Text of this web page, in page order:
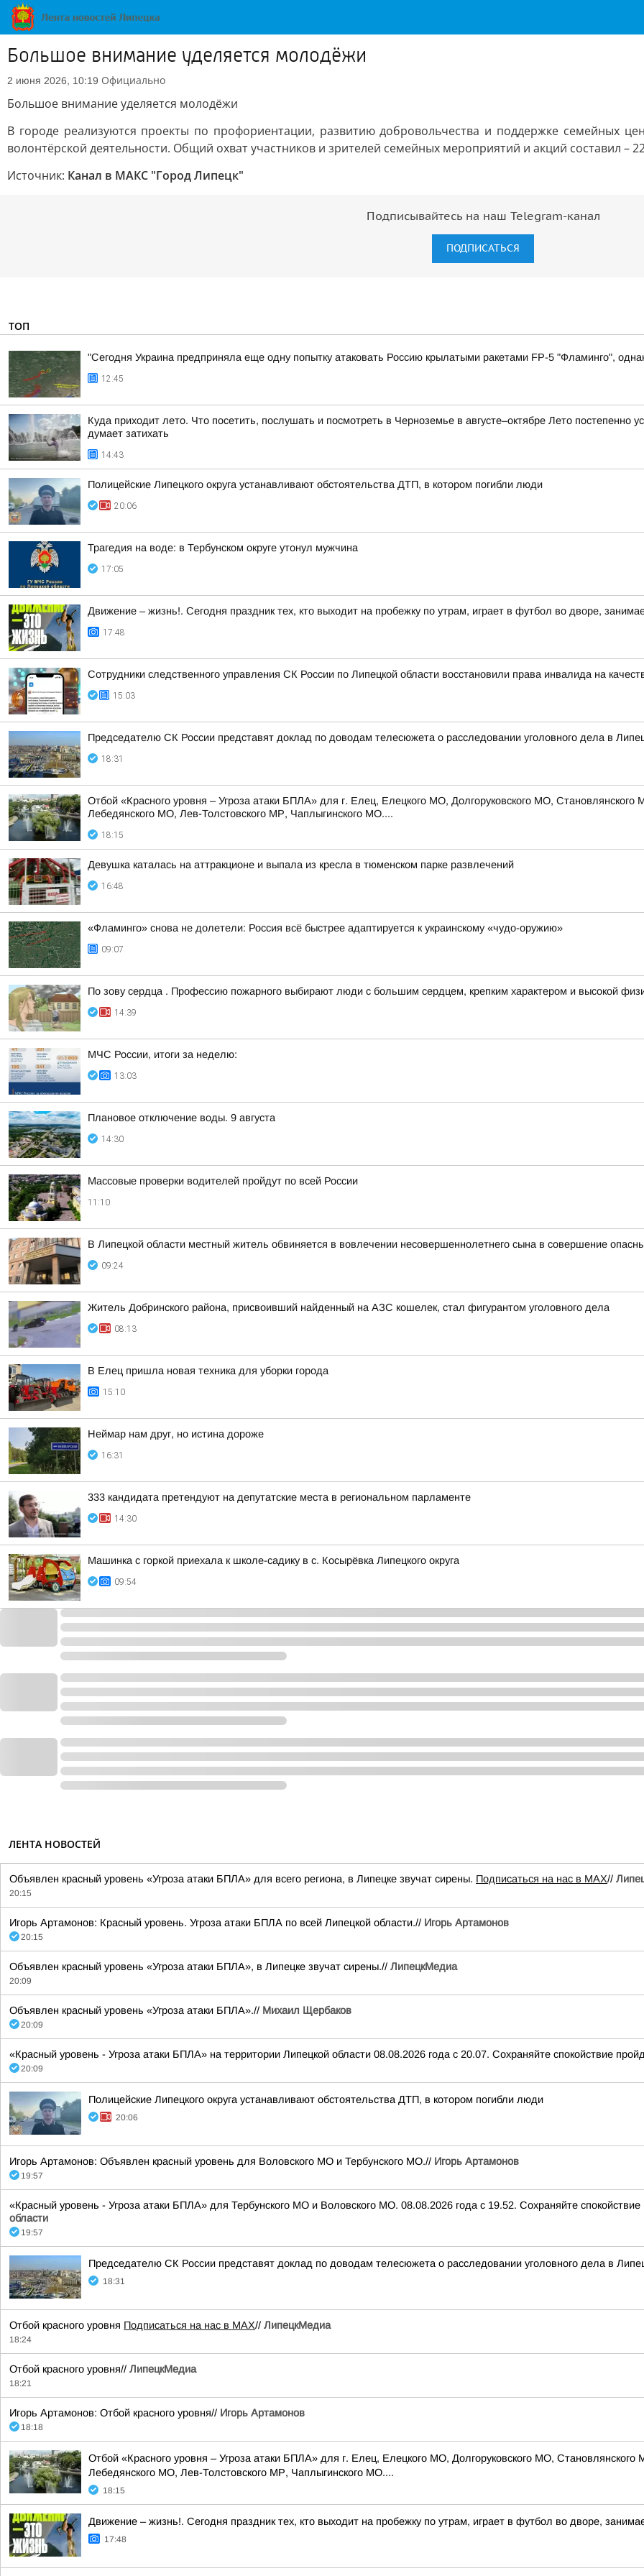
Большое внимание уделяется молодёжи
2 июня 2026, 10:19 Официально
Большое внимание уделяется молодёжи
В городе реализуются проекты по профориентации, развитию добровольчества и поддержке семейных
волонтёрской деятельности. Общий охват участников и зрителей семейных мероприятий и акций составил –
Источник: Канал в МАКС "Город Липецк"
Подписывайтесь на наш Telegram-канал
ПОДПИСАТЬСЯ
ТОП
"Сегодня Украина предприняла еще одну попытку атаковать Россию крылатыми ракетами FP-5 "Фламинго",
12:45
Куда приходит лето. Что посетить, послушать и посмотреть в Черноземье в августе–октябре Лето постепенно
думает затихать
14:43
Полицейские Липецкого округа устанавливают обстоятельства ДТП, в котором погибли люди
20:06
Трагедия на воде: в Тербунском округе утонул мужчина
17:05
Движение – жизнь!. Сегодня праздник тех, кто выходит на пробежку по утрам, играет в футбол во дворе,
17:48
Сотрудники следственного управления СК России по Липецкой области восстановили права инвалида на
15:03
Председателю СК России представят доклад по доводам телесюжета о расследовании уголовного дела в
18:31
Отбой «Красного уровня – Угроза атаки БПЛА» для г. Елец, Елецкого МО, Долгоруковского МО,
Лебедянского МО, Лев-Толстовского МР, Чаплыгинского МО....
18:15
Девушка каталась на аттракционе и выпала из кресла в тюменском парке развлечений
16:48
«Фламинго» снова не долетели: Россия всё быстрее адаптируется к украинскому «чудо-оружию»
09:07
По зову сердца . Профессию пожарного выбирают люди с большим сердцем, крепким характером и высокой
14:39
МЧС России, итоги за неделю:
13:03
Плановое отключение воды. 9 августа
14:30
Массовые проверки водителей пройдут по всей России
11:10
В Липецкой области местный житель обвиняется в вовлечении несовершеннолетнего сына в совершение
09:24
Житель Добринского района, присвоивший найденный на АЗС кошелек, стал фигурантом уголовного дела
08:13
В Елец пришла новая техника для уборки города
15:10
Неймар нам друг, но истина дороже
16:31
333 кандидата претендуют на депутатские места в региональном парламенте
14:30
Машинка с горкой приехала к школе-садику в с. Косырёвка Липецкого округа
09:54
ЛЕНТА НОВОСТЕЙ
Объявлен красный уровень «Угроза атаки БПЛА» для всего региона, в Липецке звучат сирены. Подписаться на нас в МАХ//
20:15
Игорь Артамонов: Красный уровень. Угроза атаки БПЛА по всей Липецкой области.// Игорь Артамонов
20:15
Объявлен красный уровень «Угроза атаки БПЛА», в Липецке звучат сирены.// ЛипецкМедиа
20:09
Объявлен красный уровень «Угроза атаки БПЛА».// Михаил Щербаков
20:09
«Красный уровень - Угроза атаки БПЛА» на территории Липецкой области 08.08.2026 года с 20.07. Сохраняйте спокойствие
20:09
Полицейские Липецкого округа устанавливают обстоятельства ДТП, в котором погибли люди
20:06
Игорь Артамонов: Объявлен красный уровень для Воловского МО и Тербунского МО.// Игорь Артамонов
19:57
«Красный уровень - Угроза атаки БПЛА» для Тербунского МО и Воловского МО. 08.08.2026 года с 19.52. Сохраняйте
области
19:57
Председателю СК России представят доклад по доводам телесюжета о расследовании уголовного дела в
18:31
Отбой красного уровня Подписаться на нас в МАХ// ЛипецкМедиа
18:24
Отбой красного уровня// ЛипецкМедиа
18:21
Игорь Артамонов: Отбой красного уровня// Игорь Артамонов
18:18
Отбой «Красного уровня – Угроза атаки БПЛА» для г. Елец, Елецкого МО, Долгоруковского МО,
Лебедянского МО, Лев-Толстовского МР, Чаплыгинского МО....
18:15
Движение – жизнь!. Сегодня праздник тех, кто выходит на пробежку по утрам, играет в футбол во дворе,
17:48